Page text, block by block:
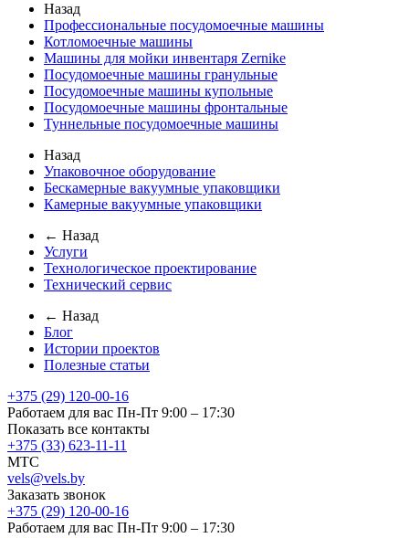
Назад
Профессиональные посудомоечные машины
Котломоечные машины
Машины для мойки инвентаря Zernike
Посудомоечные машины гранульные
Посудомоечные машины купольные
Посудомоечные машины фронтальные
Туннельные посудомоечные машины
Назад
Упаковочное оборудование
Бескамерные вакуумные упаковщики
Камерные вакуумные упаковщики
← Назад
Услуги
Технологическое проектирование
Технический сервис
← Назад
Блог
Истории проектов
Полезные статьи
+375 (29) 120-00-16
Работаем для вас Пн-Пт 9:00 – 17:30
Показать все контакты
+375 (33) 623-11-11
MTC
vels@vels.by
Заказать звонок
+375 (29) 120-00-16
Работаем для вас Пн-Пт 9:00 – 17:30